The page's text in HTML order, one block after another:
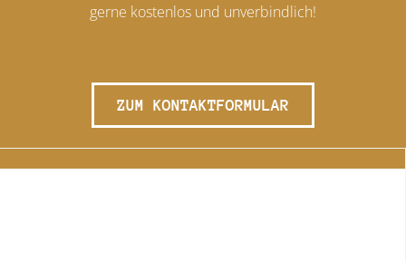
gerne kostenlos und unverbindlich!
ZUM KONTAKTFORMULAR